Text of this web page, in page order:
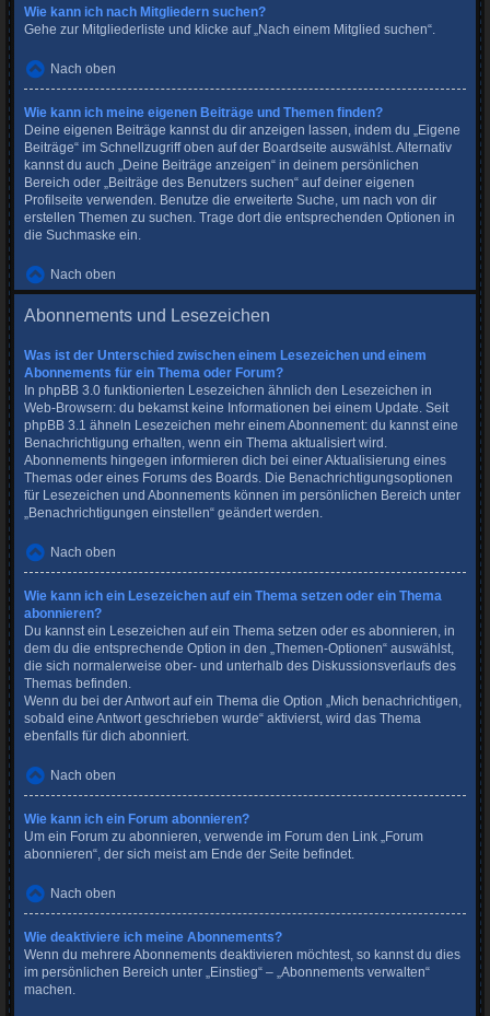
Wie kann ich nach Mitgliedern suchen?
Gehe zur Mitgliederliste und klicke auf „Nach einem Mitglied suchen“.
Nach oben
Wie kann ich meine eigenen Beiträge und Themen finden?
Deine eigenen Beiträge kannst du dir anzeigen lassen, indem du „Eigene
Beiträge“ im Schnellzugriff oben auf der Boardseite auswählst. Alternativ
kannst du auch „Deine Beiträge anzeigen“ in deinem persönlichen
Bereich oder „Beiträge des Benutzers suchen“ auf deiner eigenen
Profilseite verwenden. Benutze die erweiterte Suche, um nach von dir
erstellen Themen zu suchen. Trage dort die entsprechenden Optionen in
die Suchmaske ein.
Nach oben
Abonnements und Lesezeichen
Was ist der Unterschied zwischen einem Lesezeichen und einem
Abonnements für ein Thema oder Forum?
In phpBB 3.0 funktionierten Lesezeichen ähnlich den Lesezeichen in
Web-Browsern: du bekamst keine Informationen bei einem Update. Seit
phpBB 3.1 ähneln Lesezeichen mehr einem Abonnement: du kannst eine
Benachrichtigung erhalten, wenn ein Thema aktualisiert wird.
Abonnements hingegen informieren dich bei einer Aktualisierung eines
Themas oder eines Forums des Boards. Die Benachrichtigungsoptionen
für Lesezeichen und Abonnements können im persönlichen Bereich unter
„Benachrichtigungen einstellen“ geändert werden.
Nach oben
Wie kann ich ein Lesezeichen auf ein Thema setzen oder ein Thema
abonnieren?
Du kannst ein Lesezeichen auf ein Thema setzen oder es abonnieren, in
dem du die entsprechende Option in den „Themen-Optionen“ auswählst,
die sich normalerweise ober- und unterhalb des Diskussionsverlaufs des
Themas befinden.
Wenn du bei der Antwort auf ein Thema die Option „Mich benachrichtigen,
sobald eine Antwort geschrieben wurde“ aktivierst, wird das Thema
ebenfalls für dich abonniert.
Nach oben
Wie kann ich ein Forum abonnieren?
Um ein Forum zu abonnieren, verwende im Forum den Link „Forum
abonnieren“, der sich meist am Ende der Seite befindet.
Nach oben
Wie deaktiviere ich meine Abonnements?
Wenn du mehrere Abonnements deaktivieren möchtest, so kannst du dies
im persönlichen Bereich unter „Einstieg“ – „Abonnements verwalten“
machen.